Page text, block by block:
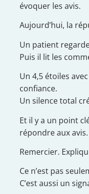
évoquer les avis.
Aujourd’hui, la
Un patient
Puis il lit les
Un 4,5 étoiles
confiance.
Un silence total
Et il y a un point
répondre aux avis.
Remercier.
Ce n’est pas
C’est aussi un